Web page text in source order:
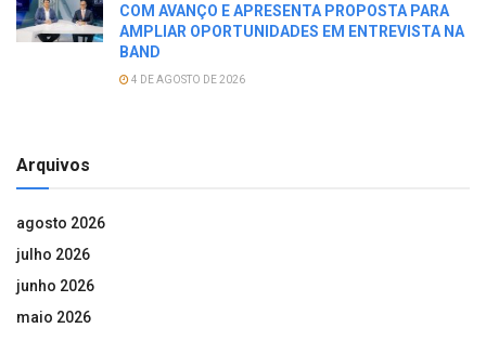
COM AVANÇO E APRESENTA PROPOSTA PARA
AMPLIAR OPORTUNIDADES EM ENTREVISTA NA
BAND
4 DE AGOSTO DE 2026
Arquivos
agosto 2026
julho 2026
junho 2026
maio 2026